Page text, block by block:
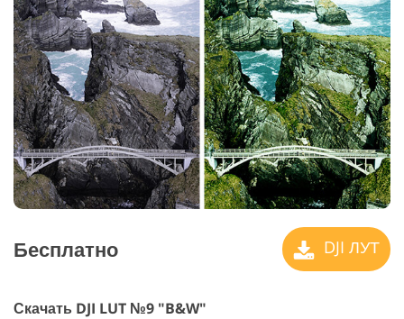
Бесплатно DJI ЛУТ
Скачать DJI LUT №9 "B&W"